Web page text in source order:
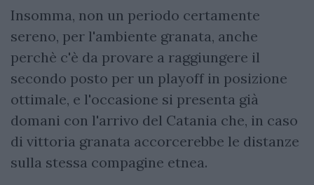
Insomma, non un periodo certamente
sereno, per l'ambiente granata, anche
perchè c'è da provare a raggiungere il
secondo posto per un playoff in posizione
ottimale, e l'occasione si presenta già
domani con l'arrivo del Catania che, in caso
di vittoria granata accorcerebbe le distanze
sulla stessa compagine etnea.